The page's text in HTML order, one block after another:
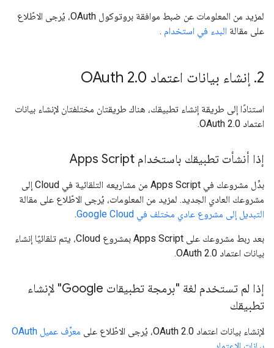
لمزيد من المعلومات عن ضبط موافقة بروتوكول OAuth، يُرجى الاطّلاع
على مقالة البدء في استخدام .
2
. إنشاء بيانات اعتماد OAuth 2 .0
استنادًا إلى طريقة إنشاء تطبيقك، هناك طريقتان مختلفتان لإنشاء بيانات
اعتماد OAuth 2.0.
إذا أنشأت تطبيقك باستخدام Apps Script
بدِّل مشروعك في Apps Script من مشاريعه التلقائية في Cloud إلى
مشروعك العادي الجديد. لمزيد من المعلومات، يُرجى الاطّلاع على مقالة
التبديل إلى مشروع عادي مختلف في Google Cloud
.
بعد ربط مشروعك على Apps Script بمشروع Cloud، يتم تلقائيًا إنشاء
بيانات اعتماد OAuth 2.0.
إذا لم تستخدم لغة "برمجة تطبيقات Google" لإنشاء
تطبيقك
لإنشاء بيانات اعتماد OAuth 2.0، يُرجى الاطّلاع على
معرِّف عميل OAuth